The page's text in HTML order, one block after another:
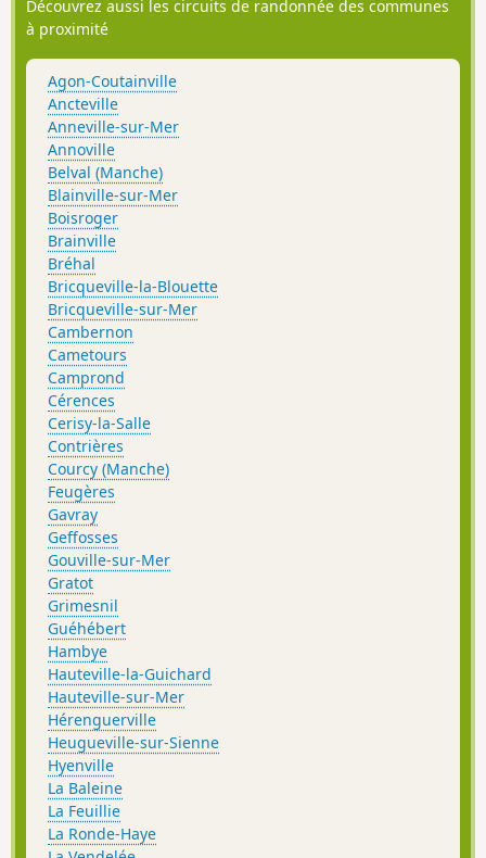
Découvrez aussi les circuits de randonnée des communes
à proximité
Agon-Coutainville
Ancteville
Anneville-sur-Mer
Annoville
Belval (Manche)
Blainville-sur-Mer
Boisroger
Brainville
Bréhal
Bricqueville-la-Blouette
Bricqueville-sur-Mer
Cambernon
Cametours
Camprond
Cérences
Cerisy-la-Salle
Contrières
Courcy (Manche)
Feugères
Gavray
Geffosses
Gouville-sur-Mer
Gratot
Grimesnil
Guéhébert
Hambye
Hauteville-la-Guichard
Hauteville-sur-Mer
Hérenguerville
Heugueville-sur-Sienne
Hyenville
La Baleine
La Feuillie
La Ronde-Haye